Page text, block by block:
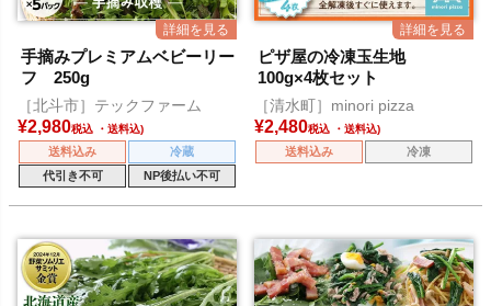
手摘みプレミアムベビーリー
フ 250g
［北斗市］テックファーム
¥2,980税込
送料込み
冷蔵
代引き不可
NP後払い不可
ピザ屋の冷凍玉生地
100g×4枚セット
［清水町］minori pizza
¥2,480税込
送料込み 冷凍